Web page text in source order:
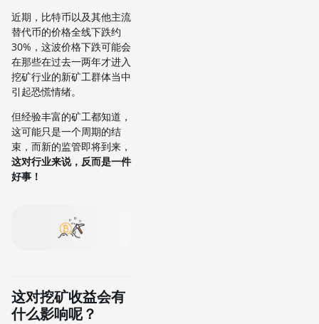
近期，比特币以及其他主流
替代币的价格全线下跌约
30%，这波价格下跌可能会
在那些在过去一两年才进入
挖矿行业的新矿工群体当中
引起恐慌情绪。
但经验丰富的矿工都知道，
这可能只是一个周期的结
束，而新的监管即将到来，
这对行业来说，反而是一件
好事！
这对挖矿收益会有
什么影响呢？